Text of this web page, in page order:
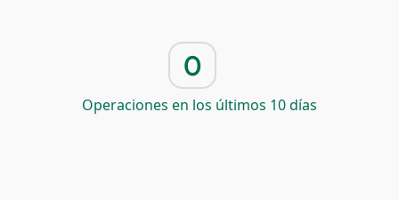
0
Operaciones en los últimos 10 días